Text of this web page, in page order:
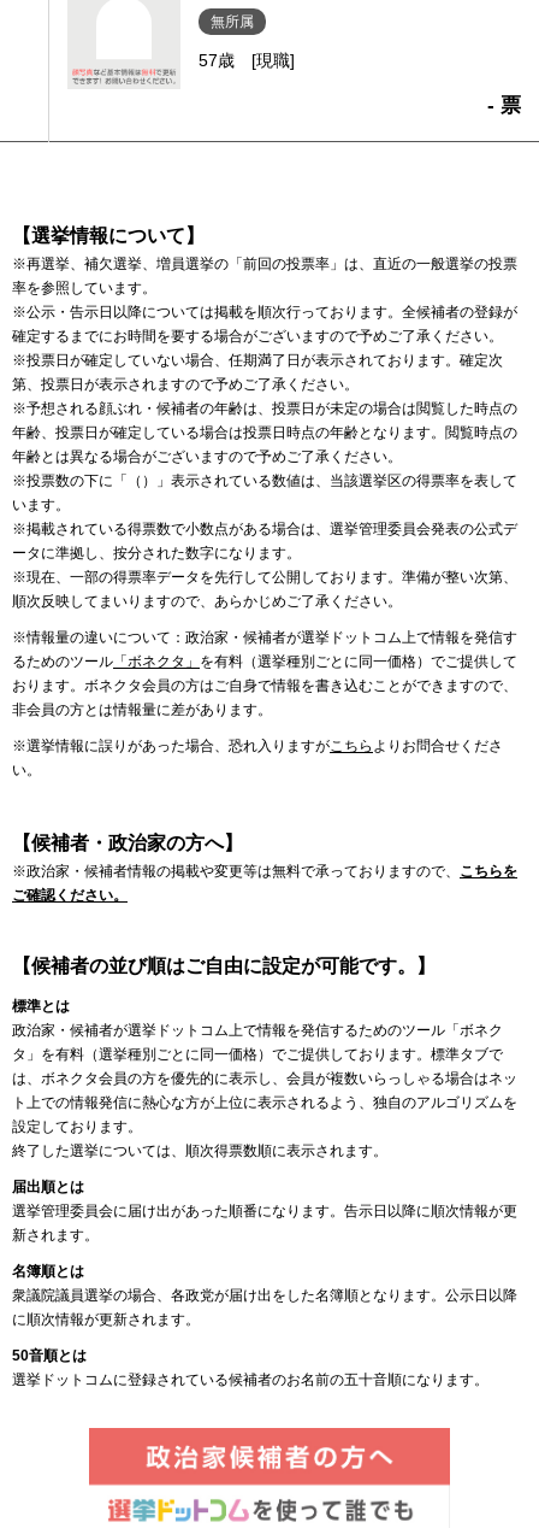
無所属
57歳 [現職]
- 票
【選挙情報について】
※再選挙、補欠選挙、増員選挙の「前回の投票率」は、直近の一般選挙の投票
率を参照しています。
※公示・告示日以降については掲載を順次行っております。全候補者の登録が
確定するまでにお時間を要する場合がございますので予めご了承ください。
※投票日が確定していない場合、任期満了日が表示されております。確定次
第、投票日が表示されますので予めご了承ください。
※予想される顔ぶれ・候補者の年齢は、投票日が未定の場合は閲覧した時点の
年齢、投票日が確定している場合は投票日時点の年齢となります。閲覧時点の
年齢とは異なる場合がございますので予めご了承ください。
※投票数の下に「（）」表示されている数値は、当該選挙区の得票率を表して
います。
※掲載されている得票数で小数点がある場合は、選挙管理委員会発表の公式デ
ータに準拠し、按分された数字になります。
※現在、一部の得票率データを先行して公開しております。準備が整い次第、
順次反映してまいりますので、あらかじめご了承ください。
※情報量の違いについて：政治家・候補者が選挙ドットコム上で情報を発信す
るためのツール 「ボネクタ」 を有料（選挙種別ごとに同一価格）でご提供して
おります。ボネクタ会員の方はご自身で情報を書き込むことができますので、
非会員の方とは情報量に差があります。
※選挙情報に誤りがあった場合、恐れ入りますがこちら よりお問合せくださ
い。
【候補者・政治家の方へ】
※政治家・候補者情報の掲載や変更等は無料で承っておりますので、 こちらを
ご確認ください。
【候補者の並び順はご自由に設定が可能です。】
標準とは
政治家・候補者が選挙ドットコム上で情報を発信するためのツール「ボネク
タ」を有料（選挙種別ごとに同一価格）でご提供しております。標準タブで
は、ボネクタ会員の方を優先的に表示し、会員が複数いらっしゃる場合はネッ
ト上での情報発信に熱心な方が上位に表示されるよう、独自のアルゴリズムを
設定しております。
終了した選挙については、順次得票数順に表示されます。
届出順とは
選挙管理委員会に届け出があった順番になります。告示日以降に順次情報が更
新されます。
名簿順とは
衆議院議員選挙の場合、各政党が届け出をした名簿順となります。公示日以降
に順次情報が更新されます。
50音順とは
選挙ドットコムに登録されている候補者のお名前の五十音順になります。